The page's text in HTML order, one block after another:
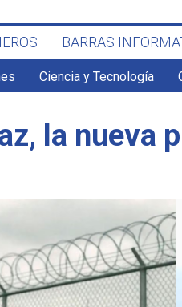
BARRAS
Ciencia y Tecnología
la nueva